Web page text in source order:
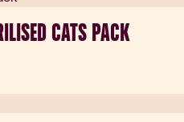
CATS PACK